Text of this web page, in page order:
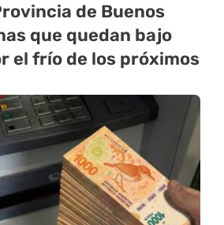
de Buenos
que quedan bajo
el frío de los próximos